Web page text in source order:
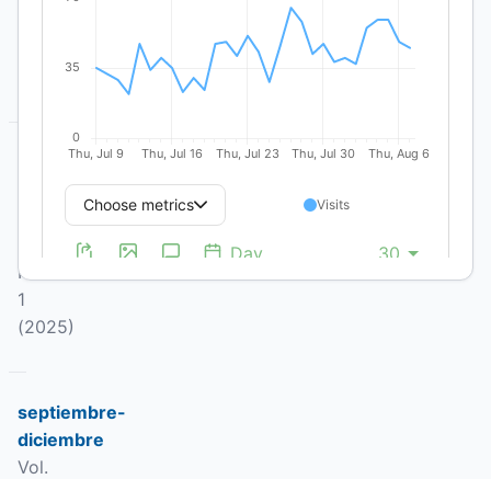
enero-
Núm.
1
(2025)
septiembre-
diciembre
Vol.